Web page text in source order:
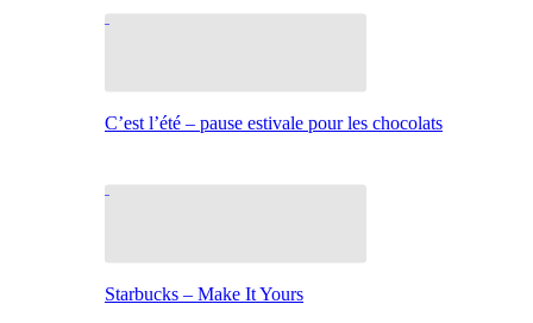
C’est l’été – pause estivale pour les chocolats
Starbucks – Make It Yours